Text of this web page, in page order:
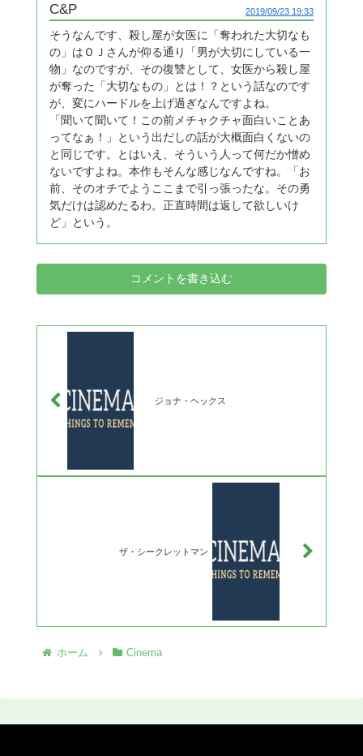
C&P 2019/09/23 19:33
そうなんです、殺し屋が女医に「奪われた大切なも
の」はＯＪさんが仰る通り「男が大切にしている一
物」なのですが、その復讐として、女医から殺し屋
が奪った「大切なもの」とは！？という話なのです
が、変にハードルを上げ過ぎなんですよね。
「聞いて聞いて！この前メチャクチャ面白いことあ
ってなぁ！」という出だしの話が大概面白くないの
と同じです。とはいえ、そういう人って何だか憎め
ないですよね。本作もそんな感じなんですね。「お
前、そのオチでようここまで引っ張ったな。その勇
気だけは認めたるわ。正直時間は返して欲しいけ
ど」という。
コメントを書き込む
ジョナ・ヘックス
ザ・シークレットマン
ホーム Cinema